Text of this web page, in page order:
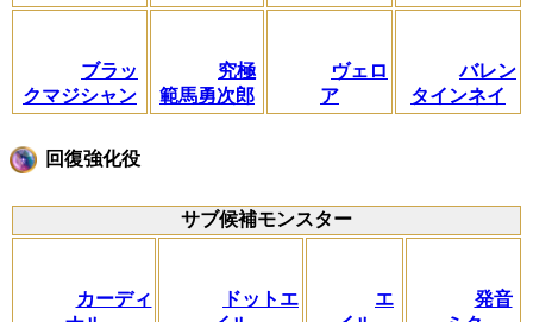
ブラッ
クマジシャン
究極
範馬勇次郎
ヴェロ
ア
バレン
タインネイ
回復強化役
サブ候補モンスター
カーディ
ドットエ
エ
発音